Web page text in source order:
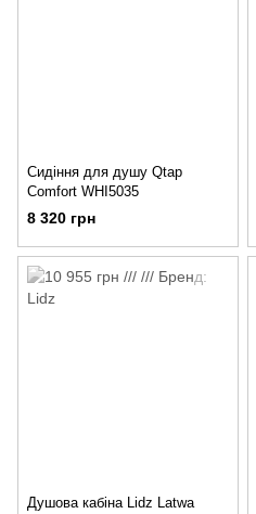
Сидіння для душу Qtap
Comfort WHI5035
8 320 грн
Душова кабіна Lidz Latwa